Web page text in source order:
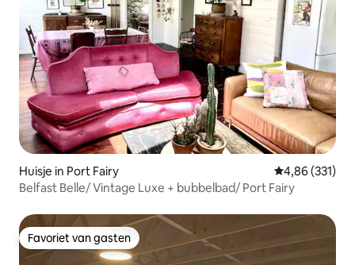
Huisje in Port Fairy Gemiddelde
4,86 (331)
Belfast Belle/ Vintage Luxe + bubbelbad/ Port Fairy
Favoriet van gasten
Favoriet van gasten